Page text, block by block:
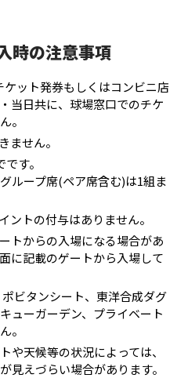
時の注意事項
ット発券もしくはコンビニ店
当日共に、球場窓口でのチケ
。
ません。
す。
ループ席(ペア席含む)は1組ま
ントの付与はありません。
トからの入場になる場合があ
に記載のゲートから入場して
ビタンシート、東洋合成ダグ
ューガーデン、プライベート
。
や天候等の状況によっては、
見えづらい場合があります。